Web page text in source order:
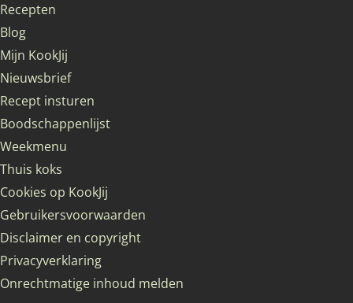
Recepten
Blog
Mijn KookJij
Nieuwsbrief
Recept insturen
Boodschappenlijst
Weekmenu
Thuis koks
Cookies op KookJij
Gebruikersvoorwaarden
Disclaimer en copyright
Privacyverklaring
Onrechtmatige inhoud melden